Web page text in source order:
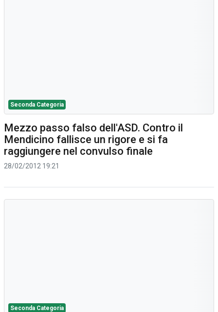
Seconda Categoria
Mezzo passo falso dell'ASD. Contro il
Mendicino fallisce un rigore e si fa
raggiungere nel convulso finale
28/02/2012 19:21
Seconda Categoria